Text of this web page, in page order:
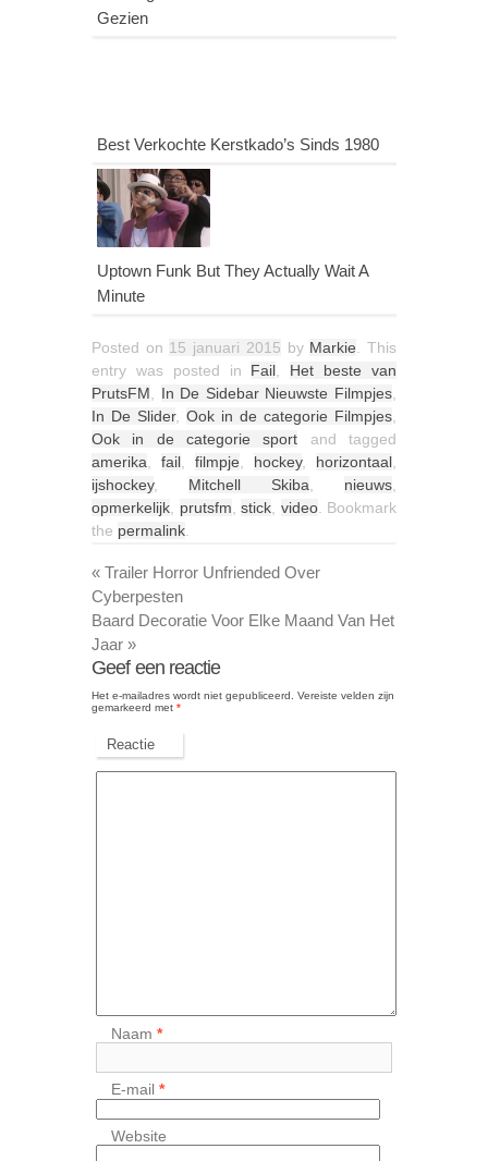
Gezien
Best Verkochte Kerstkado’s Sinds 1980
Uptown Funk But They Actually Wait A
Minute
Posted on 15 januari 2015 by Markie . This
entry was posted in Fail
Het beste van
PrutsFM
In De Sidebar Nieuwste Filmpjes
In De Slider, Ook in de categorie Filmpjes
Ook in de categorie sport and tagged
amerika
fail filmpje hockey, horizontaal
ijshockey, Mitchell Skiba nieuws
opmerkelijk
prutsfm stick video. Bookmark
the permalink
« Trailer Horror Unfriended Over
Cyberpesten
Baard Decoratie Voor Elke Maand Van Het
Jaar »
Geef een reactie
Het e-mailadres wordt niet gepubliceerd.
Vereiste velden zijn
gemarkeerd met *
Reactie
Naam*
E-mail*
Website